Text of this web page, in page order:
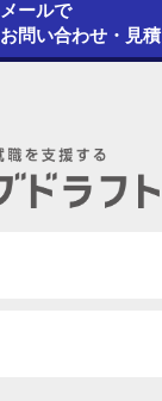
メールで
お問い合わせ・見